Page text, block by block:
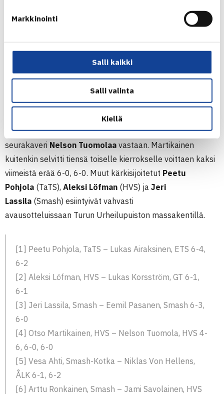
Markkinointi
Salli kaikki
Salli valinta
Kiellä
kierrokselle;Arttu Ronkainen(Smash) taipui ainoana
sijoitettuna ensimmäisellä kierroksella, kun
yliopistotennistä pelaavaJami Savolainen(HVS) yllätti
Turnauksen hallitseva Suomen mestari
Martikainen(HVS) joutui taistelemaan täydet kolme erää
seurakaveri Nelson Tuomolaa vastaan. Martikainen
kuitenkin selvitti tiensä toiselle kierrokselle voittaen kaksi
viimeistä erää 6-0, 6-0. Muut kärkisijoitetut Peetu
Pohjola (TaTS), Aleksi Löfman (HVS) ja Jeri
Lassila (Smash) esiintyivät vahvasti
avausotteluissaan Turun Urheilupuiston massakentillä.
[1] Peetu Pohjola, TaTS – Lukas Airaksinen, ETS 6-4,
6-2
[2] Aleksi Löfman, HVS – Lukas Korsström, GT 6-1,
6-1
[3] Jeri Lassila, Smash – Eemil Pasanen, Smash 6-3,
6-0
[4] Otso Martikainen, HVS – Nelson Tuomola, HVS 4-
6, 6-0, 6-0
[5] Vesa Ahti, Smash-Kotka – Niklas Von Hellens,
ÅLK 6-1, 6-2
[6] Arttu Ronkainen, Smash – Jami Savolainen, HVS